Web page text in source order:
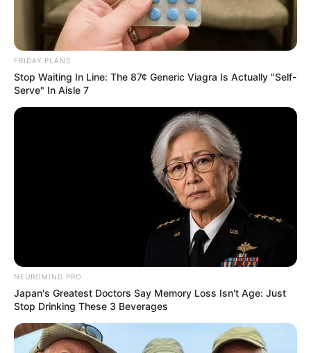
FRIDAY PLANS
Stop Waiting In Line: The 87¢ Generic Viagra Is Actually "Self-
Serve" In Aisle 7
NEUROMIND PRO
Japan's Greatest Doctors Say Memory Loss Isn't Age: Just
Stop Drinking These 3 Beverages